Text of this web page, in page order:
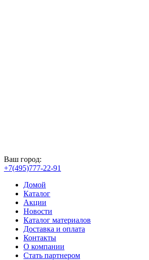
Ваш город:
+7(495)777-22-91
Домой
Каталог
Акции
Новости
Каталог материалов
Доставка и оплата
Контакты
О компании
Стать партнером